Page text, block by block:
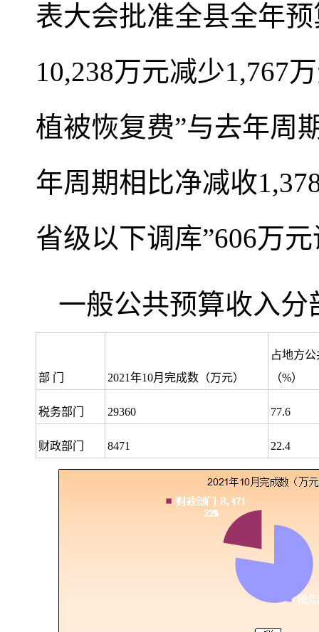
表大会批准全县全年
10,238万元减少1,767
植被恢复费”与去年周
年周期相比净减收
省级以下调库”606万
一般公共预算收入
部 门 2021年10月完成数（万元）
占地方
（%）
税务部门 29360 77.6
财政部门 8471 22.4